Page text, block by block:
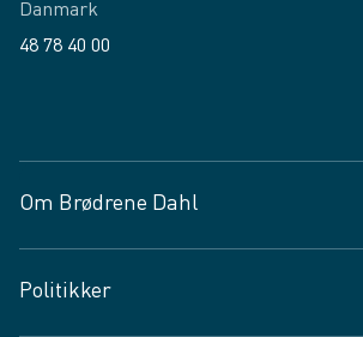
Danmark
48 78 40 00
Om Brødrene Dahl
Vagttelefon 30 10 89 89
Politikker